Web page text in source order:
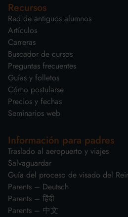
Recursos
Red de antiguos alumnos
Artículos
Carreras
Buscador de cursos
Preguntas frecuentes
Guías y folletos
Cómo postularse
Precios y fechas
Seminarios web
Información para padres
Traslado al aeropuerto y viajes
Salvaguardar
Guía del proceso de visado del
Parents – Deutsch
Parents – हिंदी
Parents – 中文